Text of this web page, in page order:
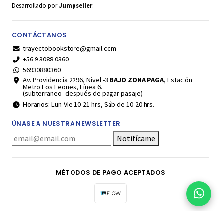
Desarrollado porJumpseller.
CONTÁCTANOS
trayectobookstore@gmail.com
+56 9 3088 0360
56930880360
Av. Providencia 2296, Nivel -3 BAJO ZONA PAGA, Estación
Metro Los Leones, Línea 6.
(subterraneo- después de pagar pasaje)
Horarios: Lun-Vie 10-21 hrs, Sáb de 10-20 hrs.
ÚNASE A NUESTRA NEWSLETTER
Notifícame
MÉTODOS DE PAGO ACEPTADOS